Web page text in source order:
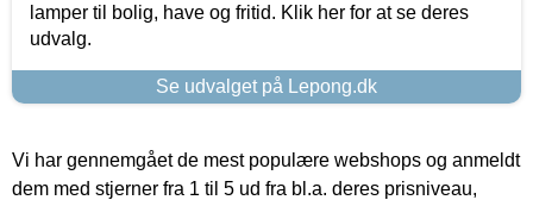
lamper til bolig, have og fritid. Klik her for at se deres
udvalg.
Se udvalget på Lepong.dk
Vi har gennemgået de mest populære webshops og anmeldt
dem med stjerner fra 1 til 5 ud fra bl.a. deres prisniveau,